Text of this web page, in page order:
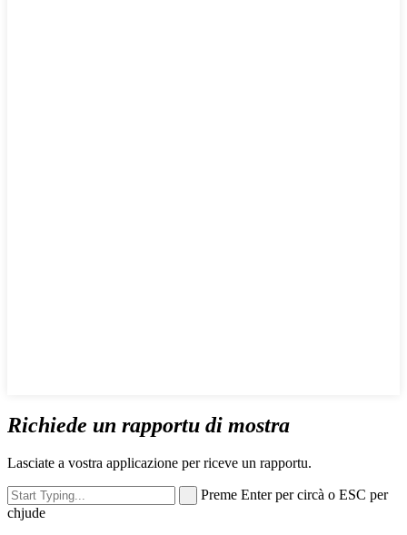
Richiede un rapportu di mostra
Lasciate a vostra applicazione per riceve un rapportu.
Preme Enter per circà o ESC per
chjude